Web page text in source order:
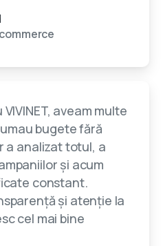
aveam multe
bugete fără
a analizat totul, a
și acum
constant.
și atenție la
cel mai bine